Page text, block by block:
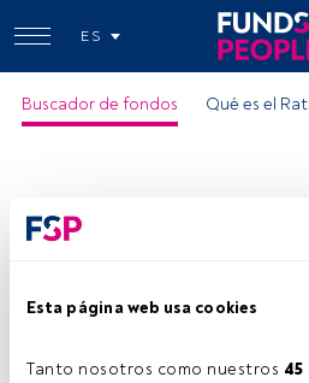
Esta página web usa cookies
Tanto nosotros como nuestros 45
ES
Buscador de fondos Qué es el